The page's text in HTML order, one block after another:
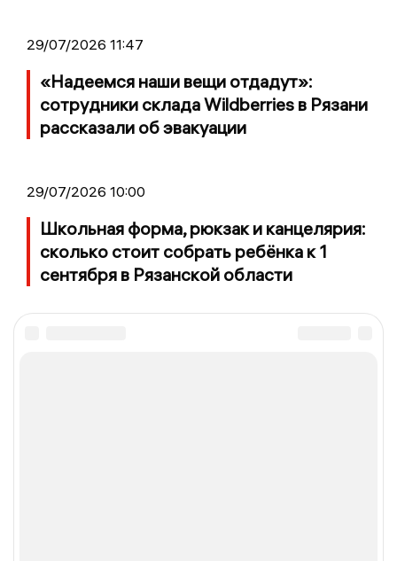
29/07/2026 11:47
«Надеемся наши вещи отдадут»:
сотрудники склада Wildberries в Рязани
рассказали об эвакуации
29/07/2026 10:00
Школьная форма, рюкзак и канцелярия:
сколько стоит собрать ребёнка к 1
сентября в Рязанской области